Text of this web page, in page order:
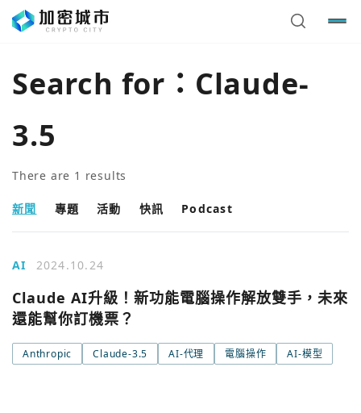
Search for： Claude-
3.5
There are 1 results
新聞 專題 活動 快訊 Podcast
AI 2024.10.24
Claude AI升級！新功能電腦操作解放雙手，未來
還能幫你訂機票？
Anthropic Claude-3.5 AI-代理 電腦操作 AI-模型
使用以下帳號繼續
Google
您已閒置5分鐘，請點擊關閉按鈕或空白處，即可回到加密
城市
今日熱門